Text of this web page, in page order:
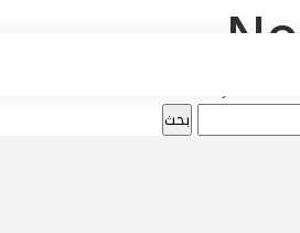
It seems we can’t find what you’re